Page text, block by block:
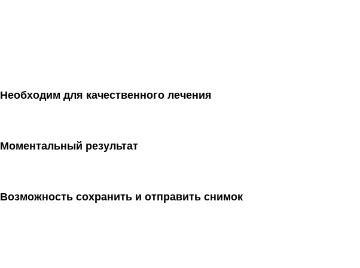
Необходим для качественного лечения
Моментальный результат
Возможность сохранить и отправить снимок